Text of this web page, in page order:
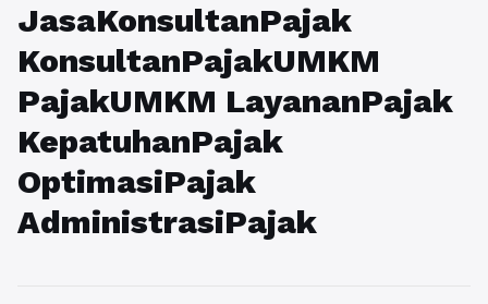
JasaKonsultanPajak
KonsultanPajakUMKM
PajakUMKM LayananPajak
KepatuhanPajak
OptimasiPajak
AdministrasiPajak